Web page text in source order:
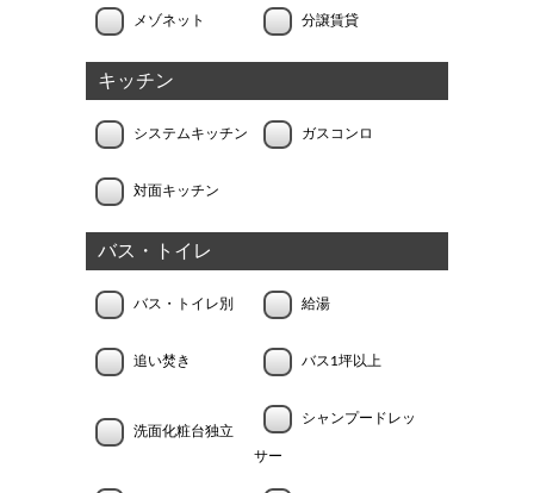
メゾネット 分譲賃貸
キッチン
システムキッチン ガスコンロ
対面キッチン
バス・トイレ
バス・トイレ別 給湯
追い焚き バス1坪以上
洗面化粧台独立
シャンプードレッ
サー